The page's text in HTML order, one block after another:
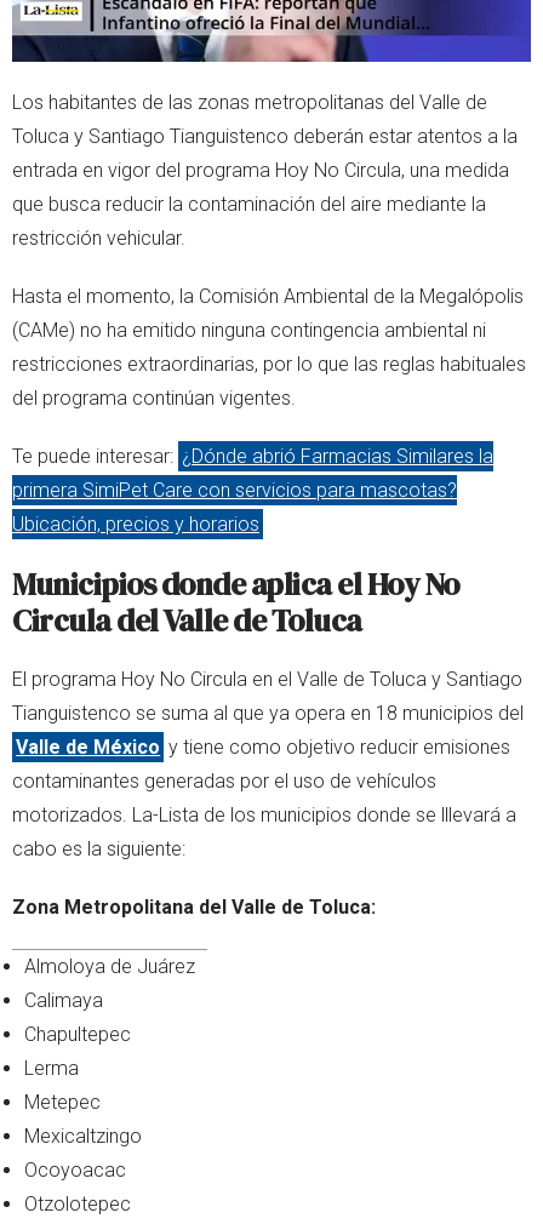
Los habitantes de las zonas metropolitanas del Valle de
Toluca y Santiago Tianguistenco deberán estar atentos a la
entrada en vigor del programa Hoy No Circula, una medida
que busca reducir la contaminación del aire mediante la
restricción vehicular.
Hasta el momento, la Comisión Ambiental de la Megalópolis
(CAMe) no ha emitido ninguna contingencia ambiental ni
restricciones extraordinarias, por lo que las reglas habituales
del programa continúan vigentes.
Te puede interesar: ¿Dónde abrió Farmacias Similares la
primera SimiPet Care con servicios para mascotas?
Ubicación, precios y horarios
Municipios donde aplica el Hoy No
Circula del Valle de Toluca
El programa Hoy No Circula en el Valle de Toluca y Santiago
Tianguistenco se suma al que ya opera en 18 municipios del
Valle de México y tiene como objetivo reducir emisiones
contaminantes generadas por el uso de vehículos
motorizados. La-Lista de los municipios donde se lllevará a
cabo es la siguiente:
Zona Metropolitana del Valle de Toluca:
Almoloya de Juárez
Calimaya
Chapultepec
Lerma
Metepec
Mexicaltzingo
Ocoyoacac
Otzolotepec